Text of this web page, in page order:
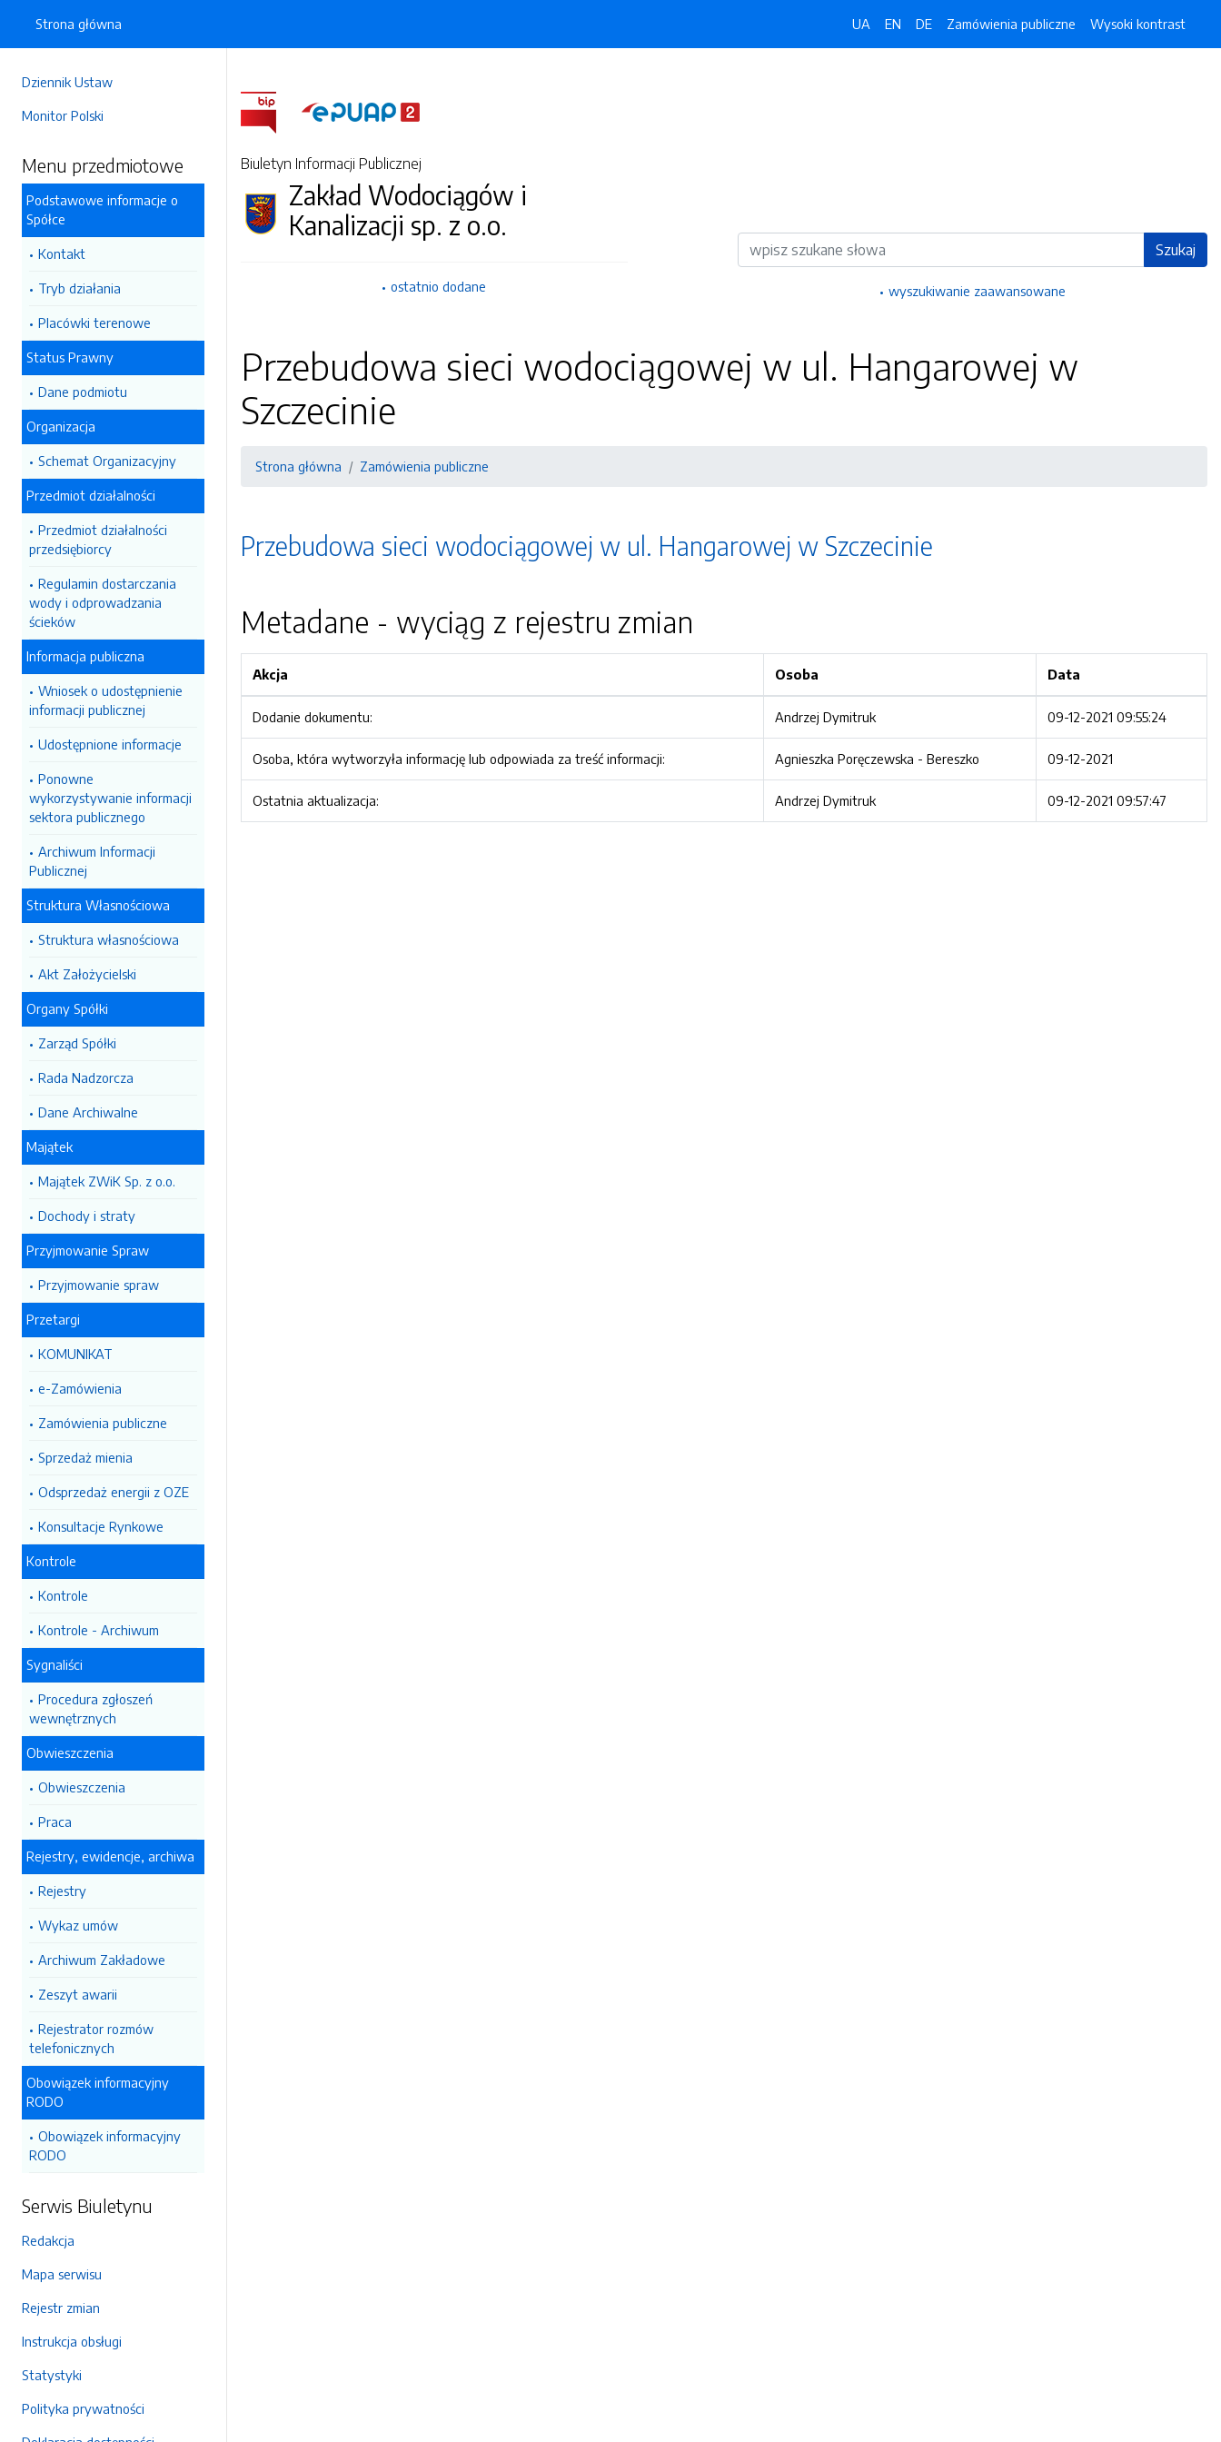
Dziennik Ustaw
Monitor Polski
Menu przedmiotowe
Podstawowe informacje o
Spółce
Kontakt
Tryb działania
Placówki terenowe
Status Prawny
Dane podmiotu
Organizacja
Schemat Organizacyjny
Przedmiot działalności
Przedmiot działalności
przedsiębiorcy
Regulamin dostarczania
wody i odprowadzania
ścieków
Informacja publiczna
Wniosek o udostępnienie
informacji publicznej
Udostępnione informacje
Ponowne
wykorzystywanie informacji
sektora publicznego
Archiwum Informacji
Publicznej
Struktura Własnościowa
Struktura własnościowa
Akt Założycielski
Organy Spółki
Zarząd Spółki
Rada Nadzorcza
Dane Archiwalne
Majątek
Majątek ZWiK Sp. z o.o.
Dochody i straty
Przyjmowanie Spraw
Przyjmowanie spraw
Przetargi
KOMUNIKAT
e-Zamówienia
Zamówienia publiczne
Sprzedaż mienia
Odsprzedaż energii z OZE
Konsultacje Rynkowe
Kontrole
Kontrole
Kontrole - Archiwum
Sygnaliści
Procedura zgłoszeń
wewnętrznych
Obwieszczenia
Obwieszczenia
Praca
Rejestry, ewidencje, archiwa
Rejestry
Wykaz umów
Archiwum Zakładowe
Zeszyt awarii
Rejestrator rozmów
telefonicznych
Obowiązek informacyjny
RODO
Obowiązek informacyjny
RODO
Serwis Biuletynu
Redakcja
Mapa serwisu
Rejestr zmian
Instrukcja obsługi
Statystyki
Polityka prywatności
Strona główna UA EN DE Zamówienia publiczne Wysoki kontrast
Biuletyn Informacji Publicznej
Zakład Wodociągów i
Kanalizacji sp. z o.o.
ostatnio dodane
Wyszukiwarka Szukaj
wyszukiwanie zaawansowane
Przebudowa sieci wodociągowej w ul. Hangarowej w
Szczecinie
Strona główna Zamówienia publiczne
Przebudowa sieci wodociągowej w ul. Hangarowej w Szczecinie
Metadane - wyciąg z rejestru zmian
Akcja Osoba Data
Dodanie dokumentu: Andrzej Dymitruk 09-12-2021 09:55:24
Osoba, która wytworzyła informację lub odpowiada za treść informacji: Agnieszka Poręczewska - Bereszko 09-12-2021
Ostatnia aktualizacja: Andrzej Dymitruk 09-12-2021 09:57:47